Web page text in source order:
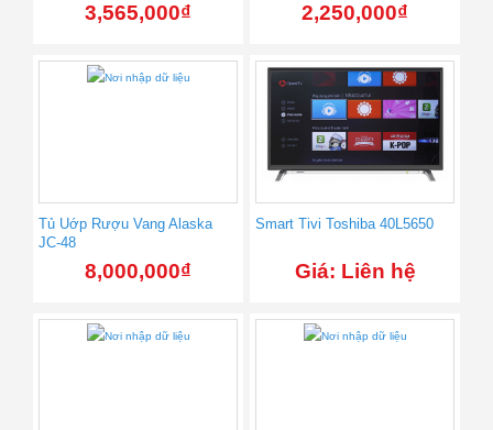
3,565,000₫ 2,250,000₫
Tủ Uớp Rượu Vang Alaska
JC-48
8,000,000₫
Smart Tivi Toshiba 40L5650
Giá: Liên hệ